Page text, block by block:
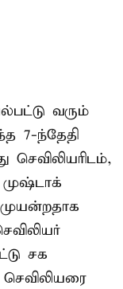
வரும்
7-ந்தேதி
சக